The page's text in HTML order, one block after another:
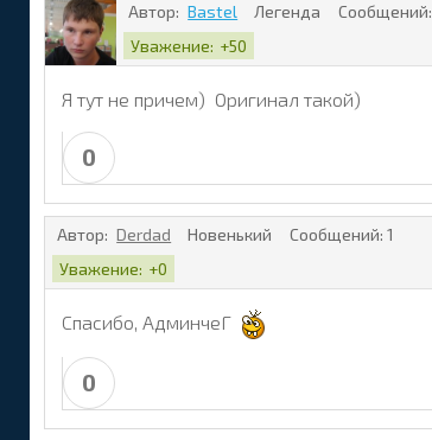
Автор: Bastel Легенда Сообщений:
Уважение: +50
Я тут не причем) Оригинал такой)
0
Автор: Derdad Новенький Сообщений: 1
Уважение: +0
Спасибо, АдминчеГ
0